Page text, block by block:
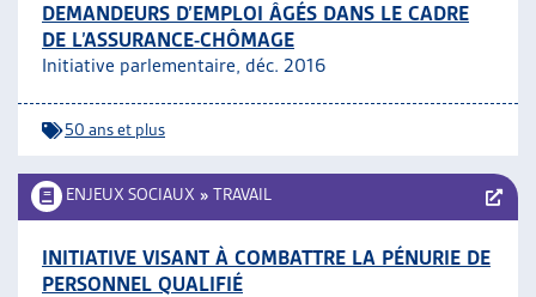
DEMANDEURS D’EMPLOI ÂGÉS DANS LE CADRE
DE L’ASSURANCE-CHÔMAGE
Initiative parlementaire, déc. 2016
50 ans et plus
ENJEUX SOCIAUX » TRAVAIL
INITIATIVE VISANT À COMBATTRE LA PÉNURIE DE
PERSONNEL QUALIFIÉ